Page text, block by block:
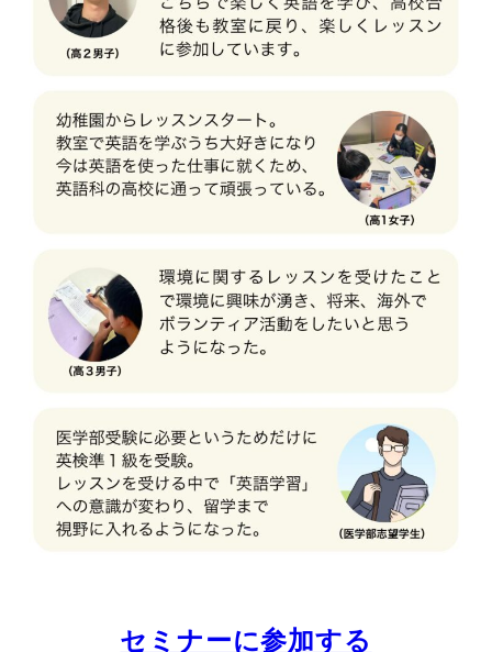
セミナーに参加する